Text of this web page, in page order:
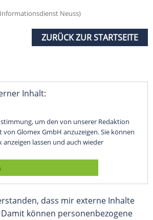
Neuss)
ZURÜCK ZUR STARTSEITE
Inhalt:
um den von unserer Redaktion
Glomex GmbH anzuzeigen. Sie können
anzeigen lassen und auch wieder
dass mir externe Inhalte
können personenbezogene